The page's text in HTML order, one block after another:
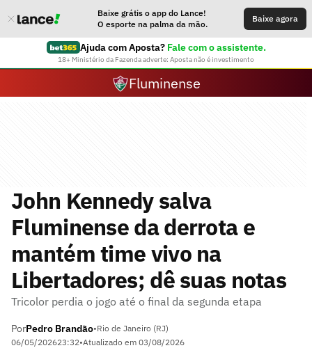
Baixe grátis o app do Lance!
O esporte na palma da mão.
Baixe agora
Ajuda com Aposta? Fale com o assistente.
18+ Ministério da Fazenda adverte: Aposta não é investimento
Fluminense
John Kennedy salva
Fluminense da derrota e
mantém time vivo na
Libertadores; dê suas notas
Tricolor perdia o jogo até o final da segunda etapa
PorPedro Brandão•Rio de Janeiro (RJ)
06/05/202623:32•Atualizado em 03/08/2026